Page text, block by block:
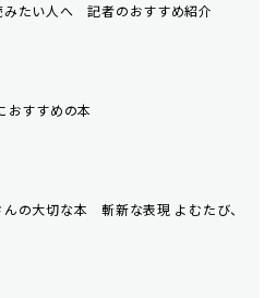
みたい人へ 記者のおすすめ紹介
おすすめの本
の大切な本 斬新な表現 よむたび、